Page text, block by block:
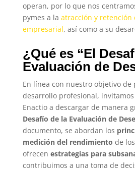
operan, por lo que nos
pymes a la atracción y retención
empresarial, así como a su
¿Qué es “El
Evaluación de
En línea con nuestro objetivo de
desarrollo profesional, invitamos
Enactio a descargar de manera
Desafío de la Evaluación de
documento, se abordan los
medición del rendimiento de
ofrecen estrategias para
contribuimos a una toma de